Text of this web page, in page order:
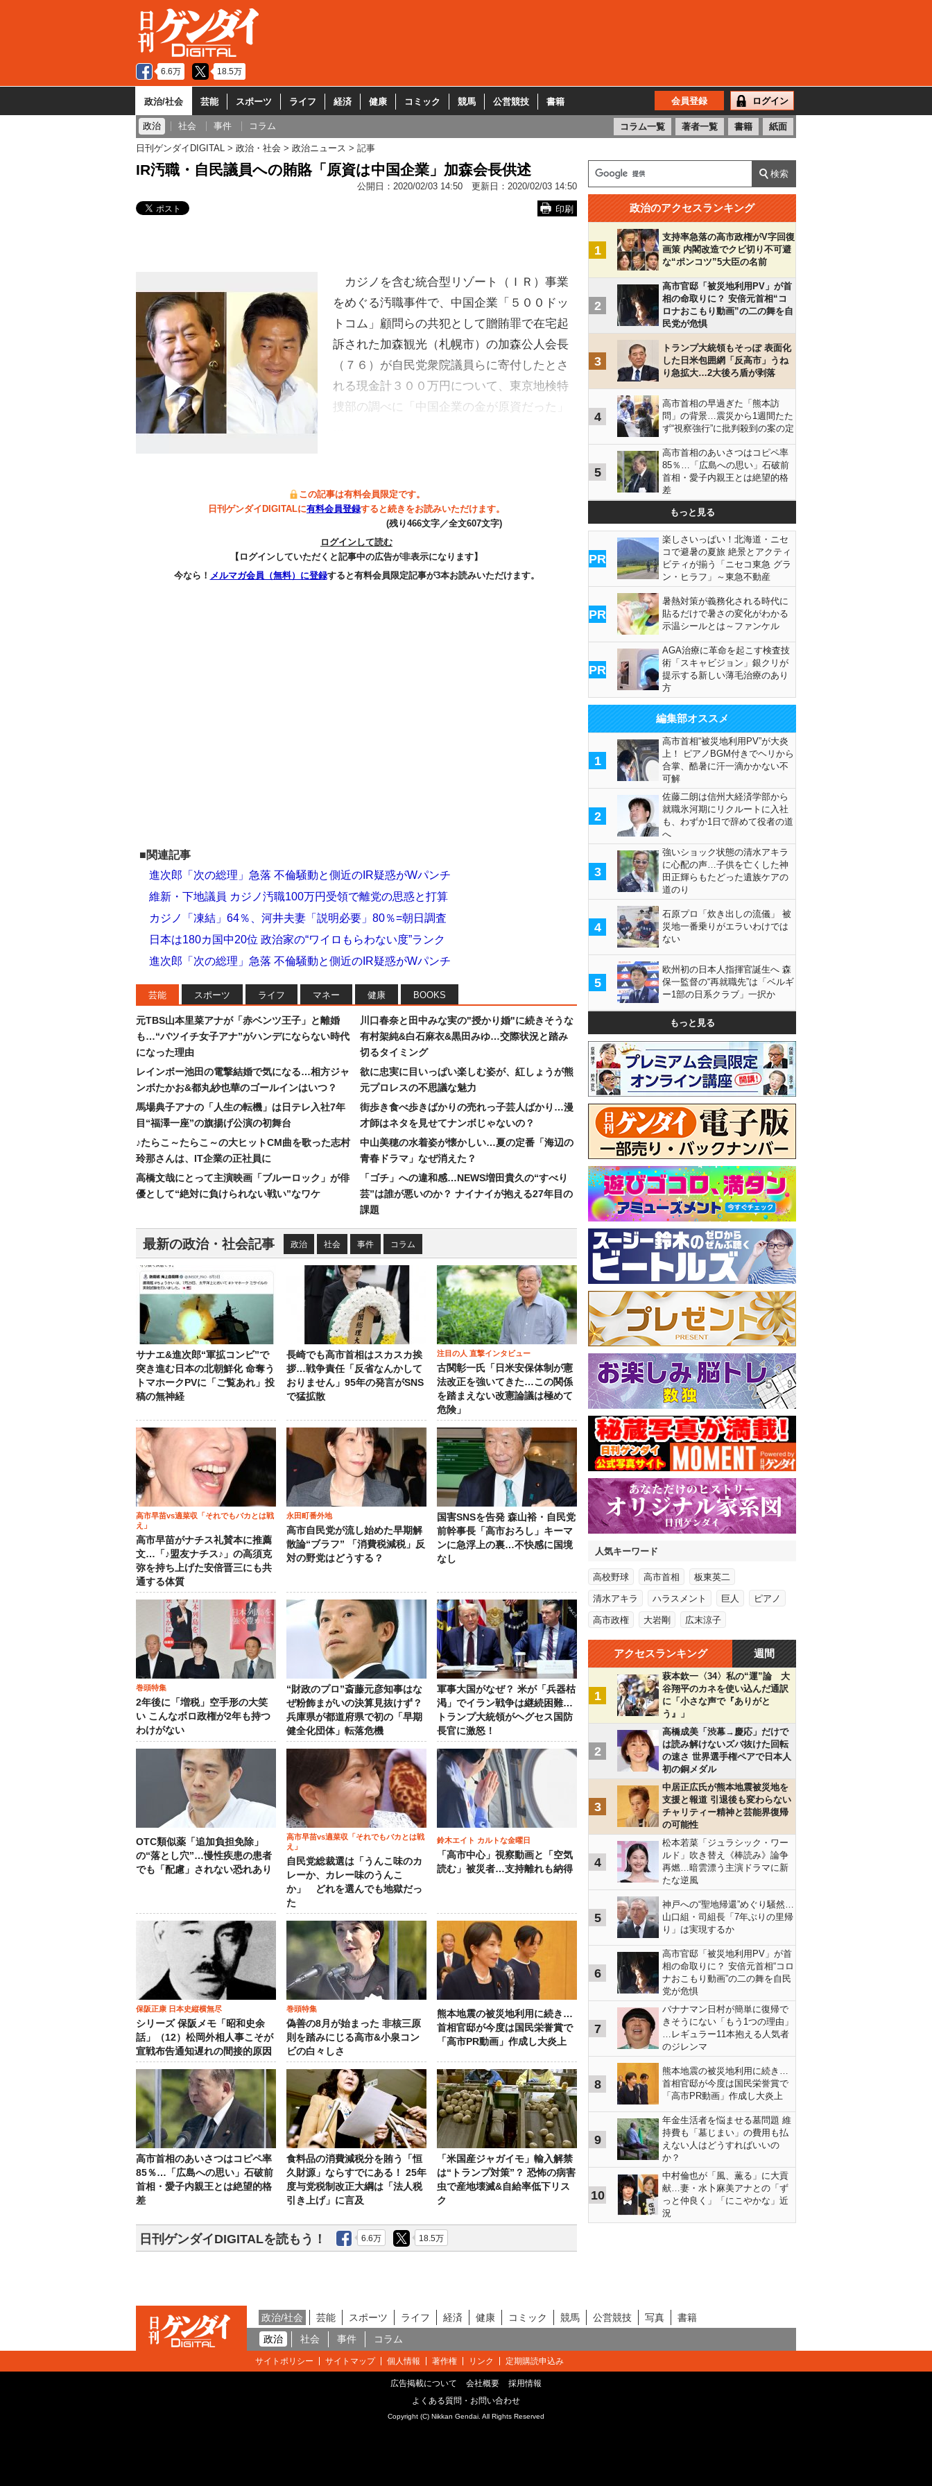
6.6万 18.5万
政治/社会 芸能 スポーツ ライフ 経済 健康 コミック 競馬 公営競技 書籍 会員登録 ログイン
政治 社会 事件 コラム コラム一覧 著者一覧 書籍 紙面
日刊ゲンダイDIGITAL 政治・社会 政治ニュース 記事
IR汚職・自民議員への賄賂「原資は中国企業」加森会長供述
公開日： 2020/02/03 14:50 更新日： 2020/02/03 14:50
印刷
カジノを含む統合型リゾート（ＩＲ）事業
をめぐる汚職事件で、中国企業「５００ドッ
トコム」顧問らの共犯として贈賄罪で在宅起
訴された加森観光（札幌市）の加森公人会長
（７６）が自民党衆院議員らに寄付したとさ
れる現金計３００万円について、東京地検特
捜部の調べに「中国企業の金が原資だった」
この記事は有料会員限定です。
日刊ゲンダイDIGITALに有料会員登録すると続きをお読みいただけます。
(残り466文字／全文607文字)
ログインして読む
【ログインしていただくと記事中の広告が非表示になります】
今なら！ メルマガ会員（無料）に登録すると有料会員限定記事が3本お読みいただけます。
■関連記事
進次郎「次の総理」急落 不倫騒動と側近のIR疑惑がWパンチ
維新・下地議員 カジノ汚職100万円受領で離党の思惑と打算
カジノ「凍結」64％、河井夫妻「説明必要」80％=朝日調査
日本は180カ国中20位 政治家の“ワイロもらわない度”ランク
進次郎「次の総理」急落 不倫騒動と側近のIR疑惑がWパンチ
芸能 スポーツ ライフ マネー 健康 BOOKS
元TBS山本里菜アナが「赤ベンツ王子」と離婚
も…“バツイチ女子アナ”がハンデにならない時代
になった理由
レインボー池田の電撃結婚で気になる…相方ジャ
ンボたかお&都丸紗也華のゴールインはいつ？
馬場典子アナの「人生の転機」は日テレ入社7年
目“福澤一座”の旗揚げ公演の初舞台
♪たらこ～たらこ～の大ヒットCM曲を歌った志村
玲那さんは、IT企業の正社員に
高橋文哉にとって主演映画「ブルーロック」が俳
優として“絶対に負けられない戦い”なワケ
川口春奈と田中みな実の"授かり婚"に続きそうな
有村架純&白石麻衣&黒田みゆ…交際状況と踏み
切るタイミング
欲に忠実に目いっぱい楽しむ姿が、紅しょうが熊
元プロレスの不思議な魅力
街歩き食べ歩きばかりの売れっ子芸人ばかり…漫
才師はネタを見せてナンボじゃないの？
中山美穂の水着姿が懐かしい…夏の定番「海辺の
青春ドラマ」なぜ消えた？
「ゴチ」への違和感…NEWS増田貴久の“すべり
芸”は誰が悪いのか？ ナイナイが抱える27年目の
課題
最新の政治・社会記事 政治 社会 事件 コラム
サナエ&進次郎“軍拡コンビ”で
突き進む日本の北朝鮮化 命奪う
トマホークPVに「ご覧あれ」投
稿の無神経
長崎でも高市首相はスカスカ挨
拶…戦争責任「反省なんかして
おりません」95年の発言がSNS
で猛拡散
注目の人 直撃インタビュー
古関彰一氏「日米安保体制が憲
法改正を強いてきた…この関係
を踏まえない改憲論議は極めて
危険」
高市早苗vs適菜収「それでもバカとは戦
え」
高市早苗がナチス礼賛本に推薦
文…「♪盟友ナチス♪」の高須克
弥を持ち上げた安倍晋三にも共
通する体質
永田町番外地
高市自民党が流し始めた早期解
散論“ブラフ” 「消費税減税」反
対の野党はどうする？
国害SNSを告発 森山裕・自民党
前幹事長「高市おろし」キーマ
ンに急浮上の裏…不快感に国境
なし
巻頭特集
2年後に「増税」空手形の大笑
い こんなボロ政権が2年も持つ
わけがない
“財政のプロ”斎藤元彦知事はな
ぜ粉飾まがいの決算見抜けず？
兵庫県が都道府県で初の「早期
健全化団体」転落危機
軍事大国がなぜ？ 米が「兵器枯
渇」でイラン戦争は継続困難…
トランプ大統領がヘグセス国防
長官に激怒！
OTC類似薬「追加負担免除」
の“落とし穴”…慢性疾患の患者
でも「配慮」されない恐れあり
高市早苗vs適菜収「それでもバカとは戦
え」
自民党総裁選は「うんこ味のカ
レーか、カレー味のうんこ
か」 どれを選んでも地獄だっ
た
鈴木エイト カルトな金曜日
「高市中心」視察動画と「空気
読む」被災者…支持離れも納得
保阪正康 日本史縦横無尽
シリーズ 保阪メモ「昭和史余
話」（12）松岡外相人事こそが
宣戦布告通知遅れの間接的原因
巻頭特集
偽善の8月が始まった 非核三原
則を踏みにじる高市&小泉コン
ビの白々しさ
熊本地震の被災地利用に続き…
首相官邸が今度は国民栄誉賞で
「高市PR動画」作成し大炎上
高市首相のあいさつはコピペ率
85％…「広島への思い」石破前
首相・愛子内親王とは絶望的格
差
食料品の消費減税分を賄う「恒
久財源」ならすでにある！ 25年
度与党税制改正大綱は「法人税
引き上げ」に言及
「米国産ジャガイモ」輸入解禁
は“トランプ対策”？ 恐怖の病害
虫で産地壊滅&自給率低下リス
ク
日刊ゲンダイDIGITALを読もう！ 6.6万 18.5万
政治のアクセスランキング
1
支持率急落の高市政権がV字回復
画策 内閣改造でクビ切り不可避
な“ポンコツ”5大臣の名前
2
高市官邸「被災地利用PV」が首
相の命取りに？ 安倍元首相“コ
ロナおこもり動画”の二の舞を自
民党が危惧
3
トランプ大統領もそっぽ 表面化
した日米包囲網「反高市」うね
り急拡大…2大後ろ盾が剥落
4
高市首相の早過ぎた「熊本訪
問」の背景…震災から1週間たた
ず“視察強行”に批判殺到の案の定
5
高市首相のあいさつはコピペ率
85％…「広島への思い」石破前
首相・愛子内親王とは絶望的格
差
もっと見る
PR
楽しさいっぱい！北海道・ニセ
コで避暑の夏旅 絶景とアクティ
ビティが揃う「ニセコ東急 グラ
ン・ヒラフ」～東急不動産
PR
暑熱対策が義務化される時代に
貼るだけで暑さの変化がわかる
示温シールとは～ファンケル
PR
AGA治療に革命を起こす検査技
術「スキャビジョン」銀クリが
提示する新しい薄毛治療のあり
方
編集部オススメ
1
高市首相“被災地利用PV”が大炎
上！ ピアノBGM付きでヘリから
合掌、酷暑に汗一滴かかない不
可解
2
佐藤二朗は信州大経済学部から
就職氷河期にリクルートに入社
も、わずか1日で辞めて役者の道
へ
3
強いショック状態の清水アキラ
に心配の声…子供を亡くした神
田正輝らもたどった遺族ケアの
道のり
4
石原プロ「炊き出しの流儀」 被
災地一番乗りがエラいわけでは
ない
5
欧州初の日本人指揮官誕生へ 森
保一監督の“再就職先”は「ベルギ
ー1部の日系クラブ」一択か
もっと見る
人気キーワード
高校野球 高市首相 板東英二
清水アキラ ハラスメント 巨人 ピアノ
高市政権 大岩剛 広末涼子
アクセスランキング 週間
1
萩本欽一〈34〉私の“運”論 大
谷翔平のカネを使い込んだ通訳
に「小さな声で『ありがと
う』」
2
高橋成美「渋幕→慶応」だけで
は読み解けないズバ抜けた回転
の速さ 世界選手権ペアで日本人
初の銅メダル
3
中居正広氏が熊本地震被災地を
支援と報道 引退後も変わらない
チャリティー精神と芸能界復帰
の可能性
4
松本若菜「ジュラシック・ワー
ルド」吹き替え《棒読み》論争
再燃…暗雲漂う主演ドラマに新
たな逆風
5
神戸への“聖地帰還”めぐり騒然…
山口組・司組長「7年ぶりの里帰
り」は実現するか
6
高市官邸「被災地利用PV」が首
相の命取りに？ 安倍元首相“コロ
ナおこもり動画”の二の舞を自民
党が危惧
7
バナナマン日村が簡単に復帰で
きそうにない「もう1つの理由」
…レギュラー11本抱える人気者
のジレンマ
8
熊本地震の被災地利用に続き…
首相官邸が今度は国民栄誉賞で
「高市PR動画」作成し大炎上
9
年金生活者を悩ませる墓問題 維
持費も「墓じまい」の費用も払
えない人はどうすればいいの
か？
10
中村倫也が「風、薫る」に大貢
献…妻・水卜麻美アナとの「ず
っと仲良く」「にこやかな」近
況
政治/社会 芸能 スポーツ ライフ 経済 健康 コミック 競馬 公営競技 写真
書籍
政治
社会 事件 コラム
サイトポリシー サイトマップ 個人情報 著作権 リンク 定期購読申込み
広告掲載について 会社概要
採用情報
よくある質問・お問い合わせ
Copyright (C) Nikkan Gendai. All Rights Reserved